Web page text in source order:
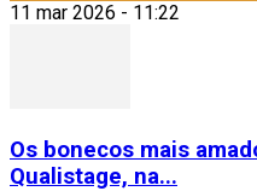
11 mar 2026 - 11:22
Os bonecos mais
Qualistage, na...